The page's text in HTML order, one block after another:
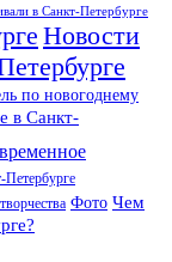
в Санкт-Петербурге
Новости
по новогоднему
в Санкт-
Петербурге
Фото Чем